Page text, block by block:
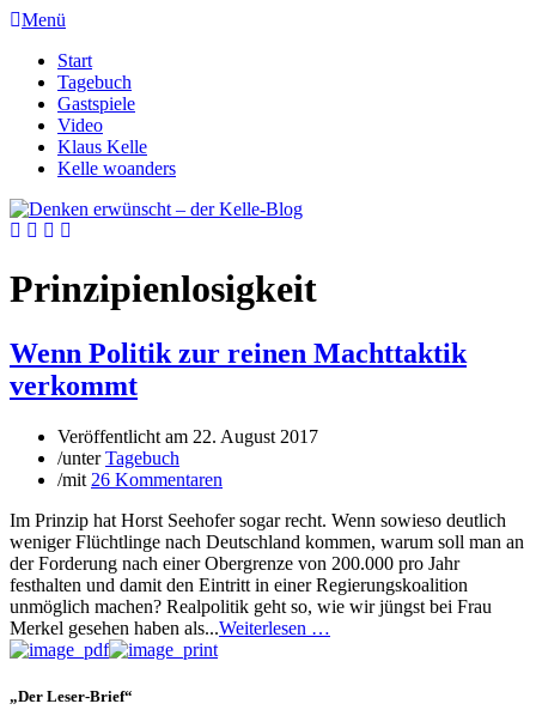
Menü
Start
Tagebuch
Gastspiele
Video
Klaus Kelle
Kelle woanders
Prinzipienlosigkeit
Wenn Politik zur reinen Machttaktik
verkommt
Veröffentlicht am 22. August 2017
/unterTagebuch
/mit 26 Kommentaren
Im Prinzip hat Horst Seehofer sogar recht. Wenn sowieso deutlich
weniger Flüchtlinge nach Deutschland kommen, warum soll man an
der Forderung nach einer Obergrenze von 200.000 pro Jahr
festhalten und damit den Eintritt in einer Regierungskoalition
unmöglich machen? Realpolitik geht so, wie wir jüngst bei Frau
Merkel gesehen haben als...Weiterlesen …
„Der Leser-Brief“